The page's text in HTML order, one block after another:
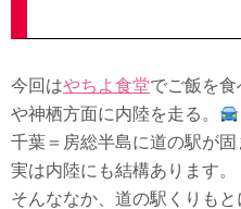
今回はやちよ食堂でご飯を
や神栖方面に内陸を走る。
千葉＝房総半島に道の駅が固
実は内陸にも結構あります。
そんななか、道の駅くりもと